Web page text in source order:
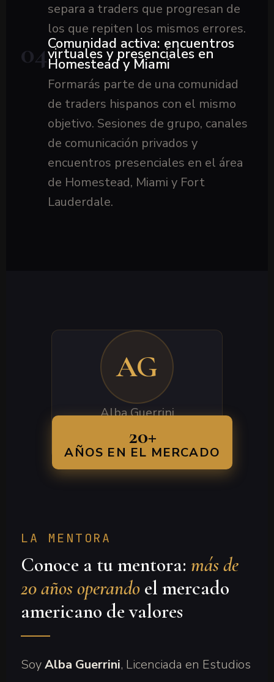
separa a traders que progresan de
los que repiten los mismos errores.
04Comunidad activa: encuentros
virtuales y presenciales en
Homestead y Miami
Formarás parte de una comunidad
de traders hispanos con el mismo
objetivo. Sesiones de grupo, canales
de comunicación privados y
encuentros presenciales en el área
de Homestead, Miami y Fort
Lauderdale.
AG
Alba Guerrini
Trader Profesional · Fort
Lauderdale, FL
20+
AÑOS EN EL MERCADO
LA MENTORA
Conoce a tu mentora: más de
20 años operando el mercado
americano de valores
SoyAlba Guerrini, Licenciada en Estudios